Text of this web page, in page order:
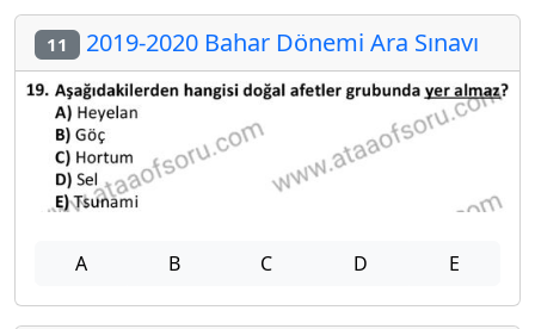
11 2019-2020 Bahar Dönemi Ara Sınavı
A B C D E